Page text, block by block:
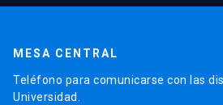
MESA CENTRAL
Teléfono para comunicarse con las
Universidad.